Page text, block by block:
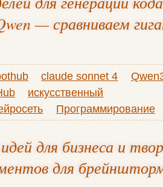
— сравниваем
claude sonnet 4
искусственный
Программирование
для бизнеса и
для